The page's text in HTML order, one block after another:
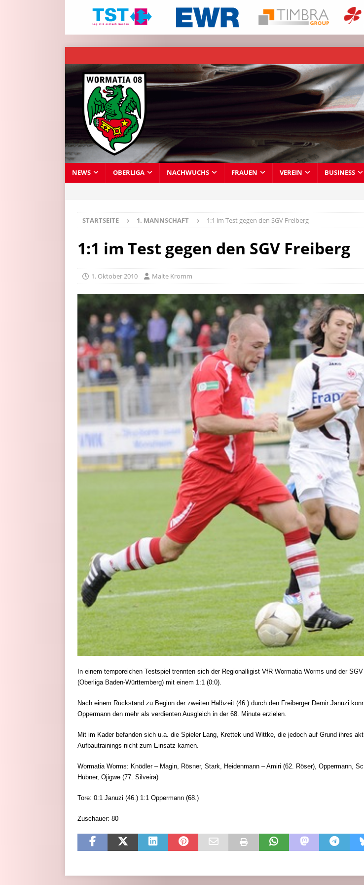
NEWS OBERLIGA NACHWUCHS FRAUEN VEREIN BUSINESS
STARTSEITE 1. MANNSCHAFT 1:1 im Test gegen den SGV Freiberg
1:1 im Test gegen den SGV Freiberg
1. Oktober 2010 Malte Kromm
In einem temporeichen Testspiel trennten sich der Regionalligist VfR Wormatia Worms und der
(Oberliga Baden-Württemberg) mit einem 1:1 (0:0).
Nach einem Rückstand zu Beginn der zweiten Halbzeit (46.) durch den Freiberger Demir Januzi
Oppermann den mehr als verdienten Ausgleich in der 68. Minute erzielen.
Mit im Kader befanden sich u.a. die Spieler Lang, Krettek und Wittke, die jedoch auf Grund ihres
Aufbautrainings nicht zum Einsatz kamen.
Wormatia Worms: Knödler – Magin, Rösner, Stark, Heidenmann – Amiri (62. Röser), Oppermann,
Hübner, Ojigwe (77. Silveira)
Tore: 0:1 Januzi (46.) 1:1 Oppermann (68.)
Zuschauer: 80